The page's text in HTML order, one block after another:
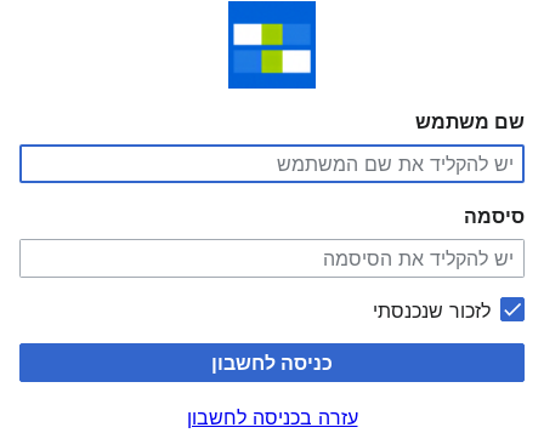
שם משתמש
סיסמה
לזכור שנכנסתי
כניסה לחשבון
עזרה בכניסה לחשבון